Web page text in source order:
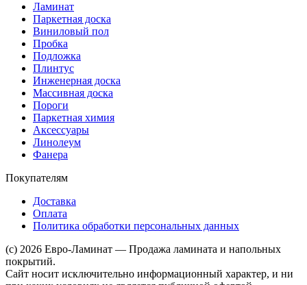
Ламинат
Паркетная доска
Виниловый пол
Пробка
Подложка
Плинтус
Инженерная доска
Массивная доска
Пороги
Паркетная химия
Аксессуары
Линолеум
Фанера
Покупателям
Доставка
Оплата
Политика обработки персональных данных
(c) 2026 Евро-Ламинат — Продажа ламината и напольных
покрытий.
Сайт носит исключительно информационный характер, и ни